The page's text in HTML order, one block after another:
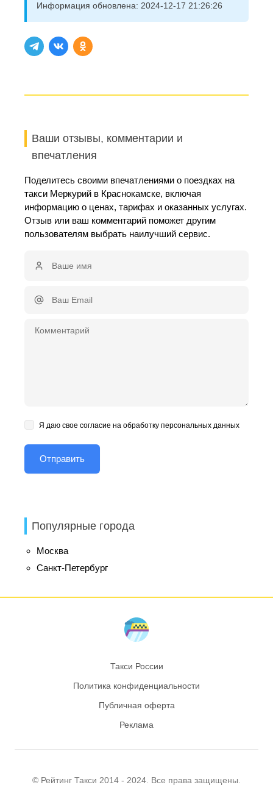
Информация обновлена: 2024-12-17 21:26:26
Ваши отзывы, комментарии и
впечатления
Поделитесь своими впечатлениями о поездках на
такси Меркурий в Краснокамске, включая
информацию о ценах, тарифах и оказанных услугах.
Отзыв или ваш комментарий поможет другим
пользователям выбрать наилучший сервис.
Я даю свое согласие на обработку персональных данных
Популярные города
Москва
Санкт-Петербург
Такси России
Политика конфиденциальности
Публичная оферта
Реклама
© Рейтинг Такси 2014 - 2024. Все права защищены.